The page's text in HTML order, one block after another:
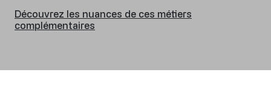
Découvrez les nuances de ces métiers
complémentaires